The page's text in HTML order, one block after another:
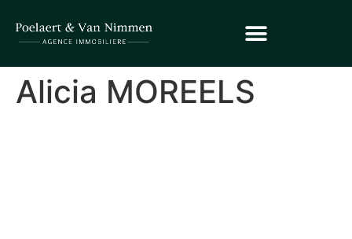
Alicia MOREELS